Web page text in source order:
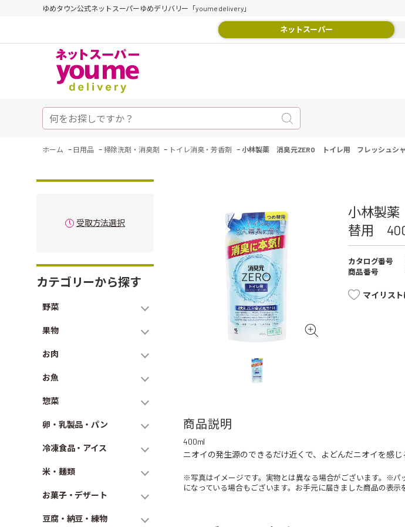
ゆめタウン公式ネットスーパーゆめデリバリー「youme delivery」
ネットスーパー
ホーム - 日用品 - 掃除洗剤・消臭剤 - トイレ消臭・芳香剤 - 小林製薬 消臭元ZERO トイレ用 フレッシュシ
受取方法選択
カテゴリーから探す
野菜
果物
お肉
お魚
惣菜
卵・乳製品・パン
冷凍食品・アイス
米・麺類
お菓子・デザート
豆腐・納豆・練物
小林製
替用
カタログ番号
商品番号
マイリス
商品説明
400ml
ニオイの発生源のできるだけ近くで、よどんだニオイを感じ
※写真はイメージです。実物とは異なる場合がございます。※パ
になっている場合もございます。お手元に届きました商品の表示